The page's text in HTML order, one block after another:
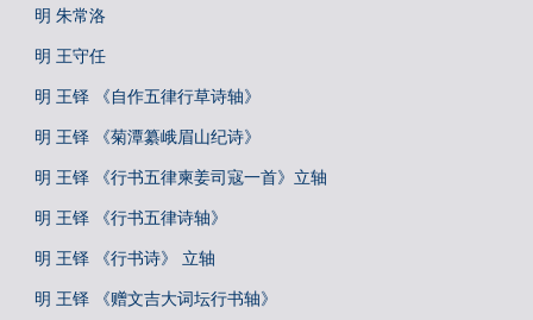
明 朱常洛
明 王守任
明 王铎 《自作五律行草诗轴》
明 王铎 《菊潭纂峨眉山纪诗》
明 王铎 《行书五律柬姜司寇一首》立轴
明 王铎 《行书五律诗轴》
明 王铎 《行书诗》 立轴
明 王铎 《赠文吉大词坛行书轴》